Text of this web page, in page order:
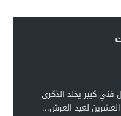
كبير يخلد الذكرى
لعيد العرش...